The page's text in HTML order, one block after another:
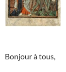
Bonjour à tous,